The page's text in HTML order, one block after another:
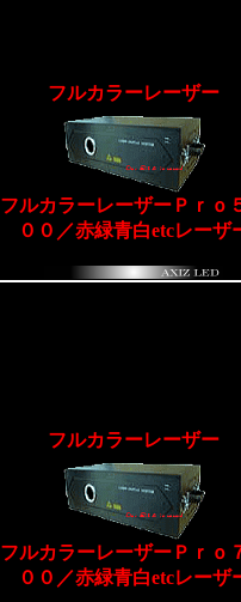
フルカラーレーザー
フルカラーレーザーＰｒｏ
００／赤緑青白etcレーザ
フルカラーレーザー
フルカラーレーザーＰｒｏ
００／赤緑青白etcレーザ